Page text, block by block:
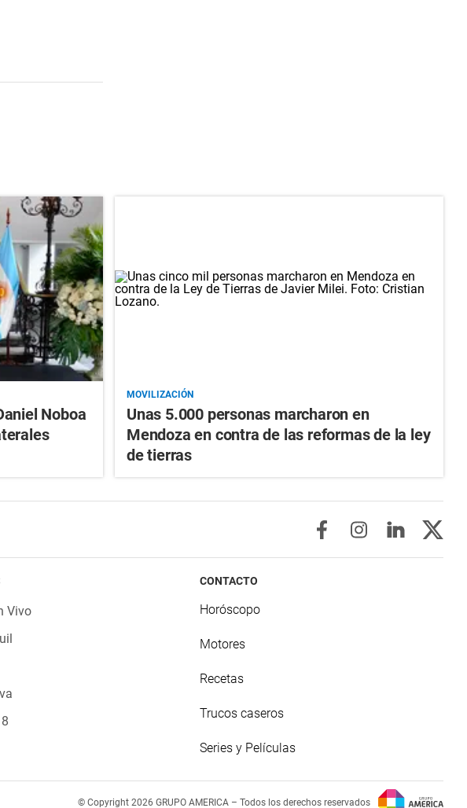
Noboa
MOVILIZACIÓN
Unas 5.000 personas marcharon en
Mendoza en contra de las reformas de la ley
de tierras
Vivo
CONTACTO
Horóscopo
Motores
Recetas
Trucos caseros
Series y Películas
© Copyright 2026 GRUPO AMERICA – Todos los derechos reservados